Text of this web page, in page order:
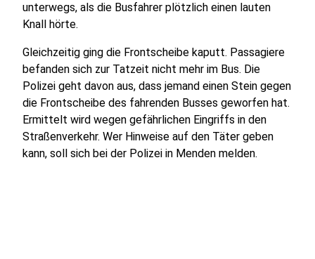
unterwegs, als die Busfahrer plötzlich einen lauten
Knall hörte.
Gleichzeitig ging die Frontscheibe kaputt. Passagiere
befanden sich zur Tatzeit nicht mehr im Bus. Die
Polizei geht davon aus, dass jemand einen Stein gegen
die Frontscheibe des fahrenden Busses geworfen hat.
Ermittelt wird wegen gefährlichen Eingriffs in den
Straßenverkehr. Wer Hinweise auf den Täter geben
kann, soll sich bei der Polizei in Menden melden.